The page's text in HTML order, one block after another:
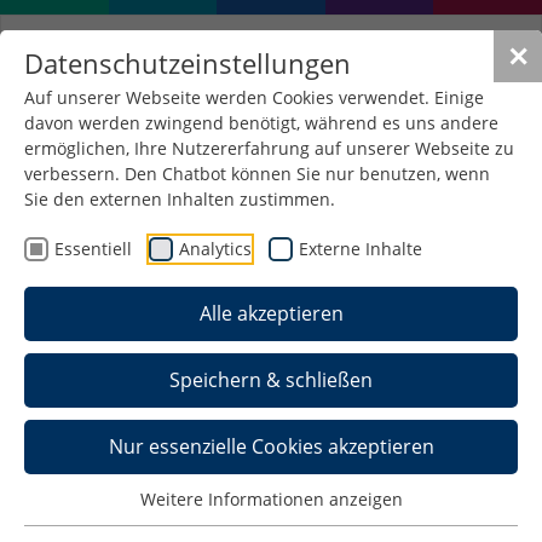
✕
Datenschutzeinstellungen
Auf unserer Webseite werden Cookies verwendet. Einige
davon werden zwingend benötigt, während es uns andere
ermöglichen, Ihre Nutzererfahrung auf unserer Webseite zu
verbessern. Den Chatbot können Sie nur benutzen, wenn
Sie den externen Inhalten zustimmen.
Essentiell Analytics Externe Inhalte
Alle akzeptieren
Speichern & schließen
Nur essenzielle Cookies akzeptieren
Weitere Informationen anzeigen